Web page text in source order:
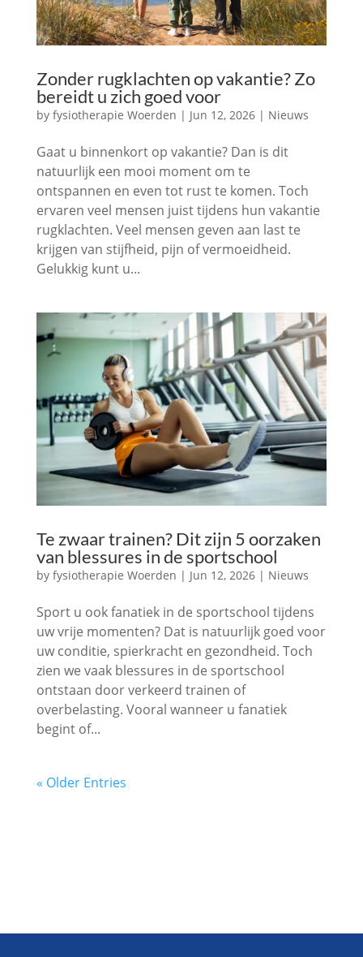
Zonder rugklachten op vakantie? Zo
bereidt u zich goed voor
by fysiotherapie Woerden | Jun 12, 2026| Nieuws
Gaat u binnenkort op vakantie? Dan is dit
natuurlijk een mooi moment om te
ontspannen en even tot rust te komen. Toch
ervaren veel mensen juist tijdens hun vakantie
rugklachten. Veel mensen geven aan last te
krijgen van stijfheid, pijn of vermoeidheid.
Gelukkig kunt u...
Te zwaar trainen? Dit zijn 5 oorzaken
van blessures in de sportschool
by fysiotherapie Woerden | Jun 12, 2026| Nieuws
Sport u ook fanatiek in de sportschool tijdens
uw vrije momenten? Dat is natuurlijk goed voor
uw conditie, spierkracht en gezondheid. Toch
zien we vaak blessures in de sportschool
ontstaan door verkeerd trainen of
overbelasting. Vooral wanneer u fanatiek
begint of...
« Older Entries